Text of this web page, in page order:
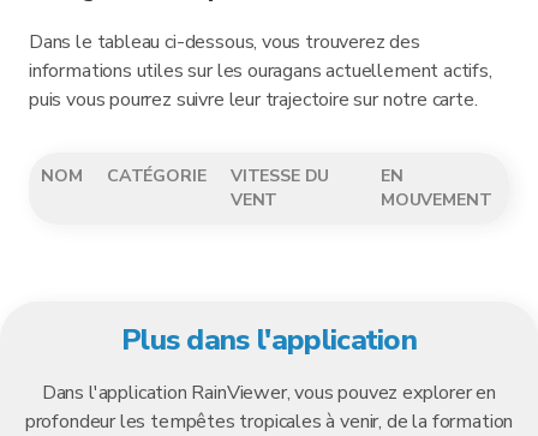
Dans le tableau ci-dessous, vous trouverez des
informations utiles sur les ouragans actuellement actifs,
puis vous pourrez suivre leur trajectoire sur notre carte.
NOM CATÉGORIE
VITESSE DU
VENT
EN
MOUVEMENT
Plus dans l'application
Dans l'application RainViewer, vous pouvez explorer en
profondeur les tempêtes tropicales à venir, de la formation